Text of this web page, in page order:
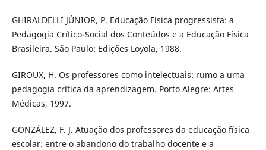
GHIRALDELLI JÚNIOR, P. Educação Física progressista: a
Pedagogia Crítico-Social dos Conteúdos e a Educação Física
Brasileira. São Paulo: Edições Loyola, 1988.
GIROUX, H. Os professores como intelectuais: rumo a uma
pedagogia crítica da aprendizagem. Porto Alegre: Artes
Médicas, 1997.
GONZÁLEZ, F. J. Atuação dos professores da educação física
escolar: entre o abandono do trabalho docente e a